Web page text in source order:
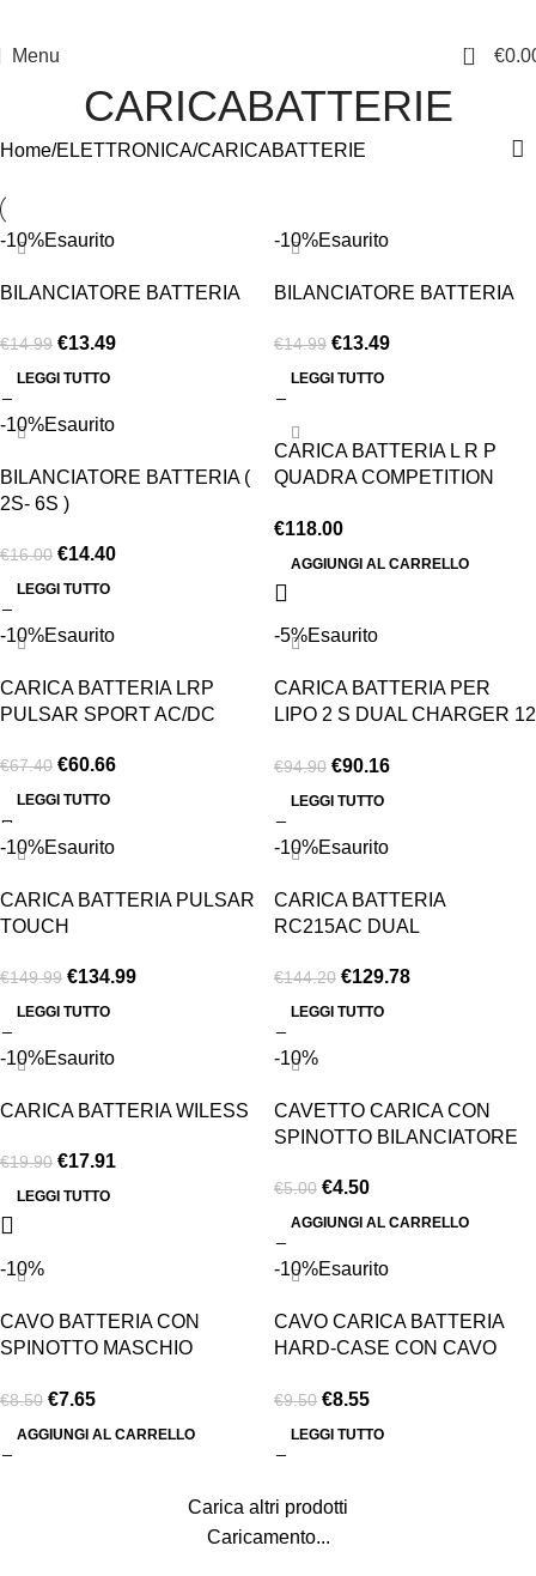
Menu 0 €
CARICABATTERIE
Home ELETTRONICA CARICABATTERIE
-10%Esaurito
BILANCIATORE BATTERIA
€14.99 €13.49
LEGGI TUTTO
-10%Esaurito
BILANCIATORE BATTERIA
€14.99 €13.49
LEGGI TUTTO
-10%Esaurito
BILANCIATORE BATTERIA (
2S- 6S )
€16.00 €14.40
LEGGI TUTTO
CARICA BATTERIA L R P
QUADRA COMPETITION
€118.00
AGGIUNGI AL CARRELLO
-10%Esaurito
CARICA BATTERIA LRP
PULSAR SPORT AC/DC
€67.40 €60.66
LEGGI TUTTO
-5%Esaurito
CARICA BATTERIA PER
LIPO 2 S DUAL CHARGER 12
€94.90 €90.16
LEGGI TUTTO
-10%Esaurito
CARICA BATTERIA PULSAR
TOUCH
€149.99 €134.99
LEGGI TUTTO
-10%Esaurito
CARICA BATTERIA
RC215AC DUAL
€144.20 €129.78
LEGGI TUTTO
-10%Esaurito
CARICA BATTERIA WILESS
€19.90 €17.91
LEGGI TUTTO
-10%
CAVETTO CARICA CON
SPINOTTO BILANCIATORE
€5.00 €4.50
AGGIUNGI AL CARRELLO
-10%
CAVO BATTERIA CON
SPINOTTO MASCHIO
€8.50 €7.65
AGGIUNGI AL CARRELLO
-10%Esaurito
CAVO CARICA BATTERIA
HARD-CASE CON CAVO
€9.50 €8.55
LEGGI TUTTO
Carica altri prodotti
Caricamento...